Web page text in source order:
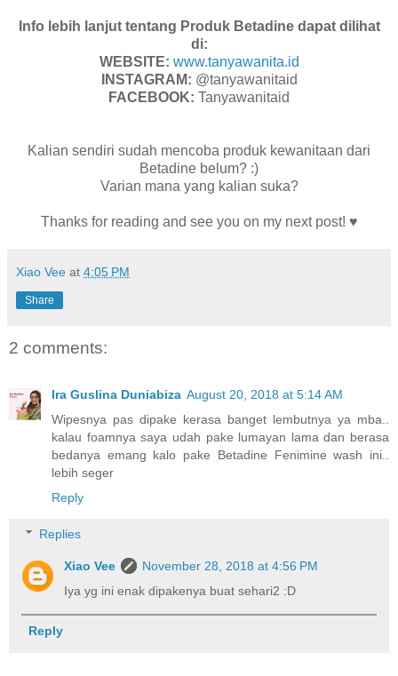
Info lebih lanjut tentang Produk Betadine dapat dilihat
di:
WEBSITE: www.tanyawanita.id
INSTAGRAM: @tanyawanitaid
FACEBOOK: Tanyawanitaid
Kalian sendiri sudah mencoba produk kewanitaan dari
Betadine belum? :)
Varian mana yang kalian suka?
Thanks for reading and see you on my next post! ♥
Xiao Vee at 4:05 PM
Share
2 comments:
Ira Guslina Duniabiza August 20, 2018 at 5:14 AM
Wipesnya pas dipake kerasa banget lembutnya ya mba..
kalau foamnya saya udah pake lumayan lama dan berasa
bedanya emang kalo pake Betadine Fenimine wash ini..
lebih seger
Reply
Replies
Xiao Vee
November 28, 2018 at 4:56 PM
Iya yg ini enak dipakenya buat sehari2 :D
Reply